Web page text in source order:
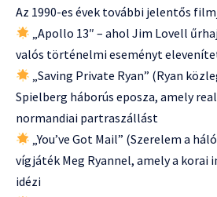
Az 1990-es évek további jelentős
„Apollo 13″ – ahol Jim Lovell
valós történelmi eseményt
„Saving Private Ryan” (Ryan
Spielberg háborús eposza, amely
normandiai partraszállást
„You’ve Got Mail” (Szerelem a
vígjáték Meg Ryannel, amely a
idézi